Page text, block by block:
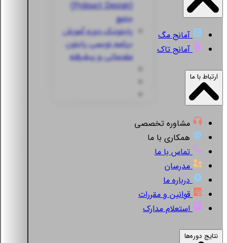
جامع
پایتونیکدوره آموزش
برنامه نویسی پایتون
مقدماتی و پیشرفته
آمانج مگ
آمانج تاک
ارتباط با ما
مشاوره تخصصی
همکاری با ما
تماس با ما
مدرسان
درباره ما
قوانین و مقررات
استعلام مدارک
نتایج دوره‌ها